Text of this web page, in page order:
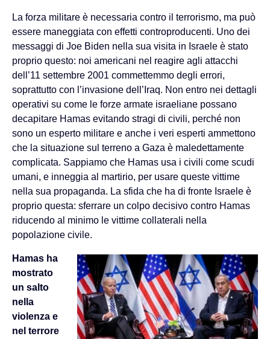
La forza militare è necessaria contro il terrorismo, ma può
essere maneggiata con effetti controproducenti. Uno dei
messaggi di Joe Biden nella sua visita in Israele è stato
proprio questo: noi americani nel reagire agli attacchi
dell’11 settembre 2001 commettemmo degli errori,
soprattutto con l’invasione dell’Iraq. Non entro nei dettagli
operativi su come le forze armate israeliane possano
decapitare Hamas evitando stragi di civili, perché non
sono un esperto militare e anche i veri esperti ammettono
che la situazione sul terreno a Gaza è maledettamente
complicata. Sappiamo che Hamas usa i civili come scudi
umani, e inneggia al martirio, per usare queste vittime
nella sua propaganda. La sfida che ha di fronte Israele è
proprio questa: sferrare un colpo decisivo contro Hamas
riducendo al minimo le vittime collaterali nella
popolazione civile.
Hamas ha
mostrato
un salto
nella
violenza e
nel terrore